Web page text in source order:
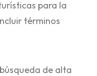
para la
términos
de alta